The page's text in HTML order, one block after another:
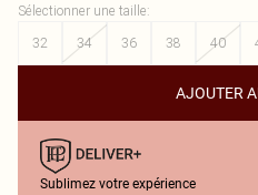
Sélectionner une taille:
32
34 36 38 40
AJOUTER
Sublimez votre expérience